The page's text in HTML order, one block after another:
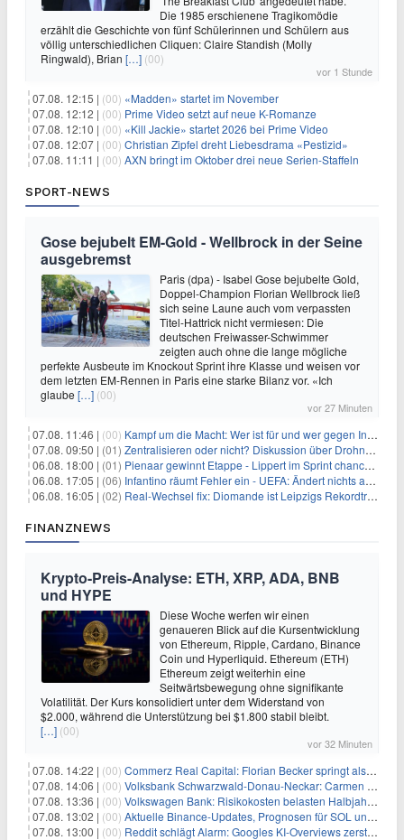
Die 1985 erschienene Tragikomödie
erzählt die Geschichte von fünf Schülerinnen und Schülern aus
völlig unterschiedlichen Cliquen: Claire Standish (Molly
Ringwald), Brian […] (00)
vor 1 Stunde
07.08. 12:15 | (00) «Madden» startet im November
07.08. 12:12 | (00) Prime Video setzt auf neue K-Romanze
07.08. 12:10 | (00) «Kill Jackie» startet 2026 bei Prime Video
07.08. 12:07 | (00) Christian Zipfel dreht Liebesdrama «Pestizid»
07.08. 11:11 | (00) AXN bringt im Oktober drei neue Serien-Staffeln
SPORT-NEWS
Gose bejubelt EM-Gold - Wellbrock in der Seine
ausgebremst
Paris (dpa) - Isabel Gose bejubelte Gold,
Doppel-Champion Florian Wellbrock ließ
sich seine Laune auch vom verpassten
Titel-Hattrick nicht vermiesen: Die
deutschen Freiwasser-Schwimmer
zeigten auch ohne die lange mögliche
perfekte Ausbeute im Knockout Sprint ihre Klasse und weisen vor
dem letzten EM-Rennen in Paris eine starke Bilanz vor. «Ich
glaube […] (00)
vor 27 Minuten
07.08. 11:46 | (00) Kampf um die Macht: Wer ist für und wer gegen Infantino?
07.08. 09:50 | (01) Zentralisieren oder nicht? Diskussion über Drohnenabwehr
06.08. 18:00 | (01) Pienaar gewinnt Etappe - Lippert im Sprint chancenlos
06.08. 17:05 | (06) Infantino räumt Fehler ein - UEFA: Ändert nichts an Boykott
06.08. 16:05 | (02) Real-Wechsel fix: Diomande ist Leipzigs Rekordtransfer
FINANZNEWS
Krypto-Preis-Analyse: ETH, XRP, ADA, BNB
und HYPE
Diese Woche werfen wir einen
genaueren Blick auf die Kursentwicklung
von Ethereum, Ripple, Cardano, Binance
Coin und Hyperliquid. Ethereum (ETH)
Ethereum zeigt weiterhin eine
Seitwärtsbewegung ohne signifikante
Volatilität. Der Kurs konsolidiert unter dem Widerstand von
$2.000, während die Unterstützung bei $1.800 stabil bleibt.
[…] (00)
vor 32 Minuten
07.08. 14:22 | (00) Commerz Real Capital: Florian Becker springt als Leiter ein
07.08. 14:06 | (00) Volksbank Schwarzwald-Donau-Neckar: Carmen Wedam übernimmt Aufsichtsratsvorsitz
07.08. 13:36 | (00) Volkswagen Bank: Risikokosten belasten Halbjahresergebnis
07.08. 13:02 | (00) Aktuelle Binance-Updates, Prognosen für SOL und DOGE: Zusammenfassung vom 7. August
07.08. 13:00 | (00) Reddit schlägt Alarm: Googles KI-Overviews zerstören das Traffic-Geschäftsmodell